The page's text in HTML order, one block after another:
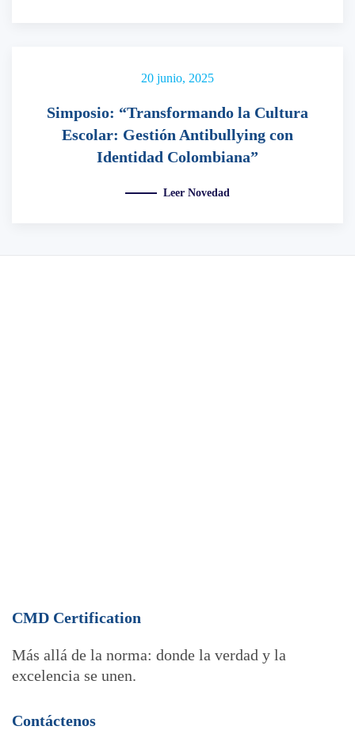
20 junio, 2025
Simposio: “Transformando la Cultura
Escolar: Gestión Antibullying con
Identidad Colombiana”
Leer Novedad
CMD Certification
Más allá de la norma: donde la verdad y la
excelencia se unen.
Contáctenos